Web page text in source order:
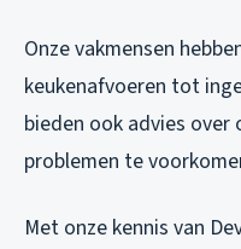
Onze vakmensen
keukenafvoeren tot
bieden ook advies
problemen te
Met onze kennis van